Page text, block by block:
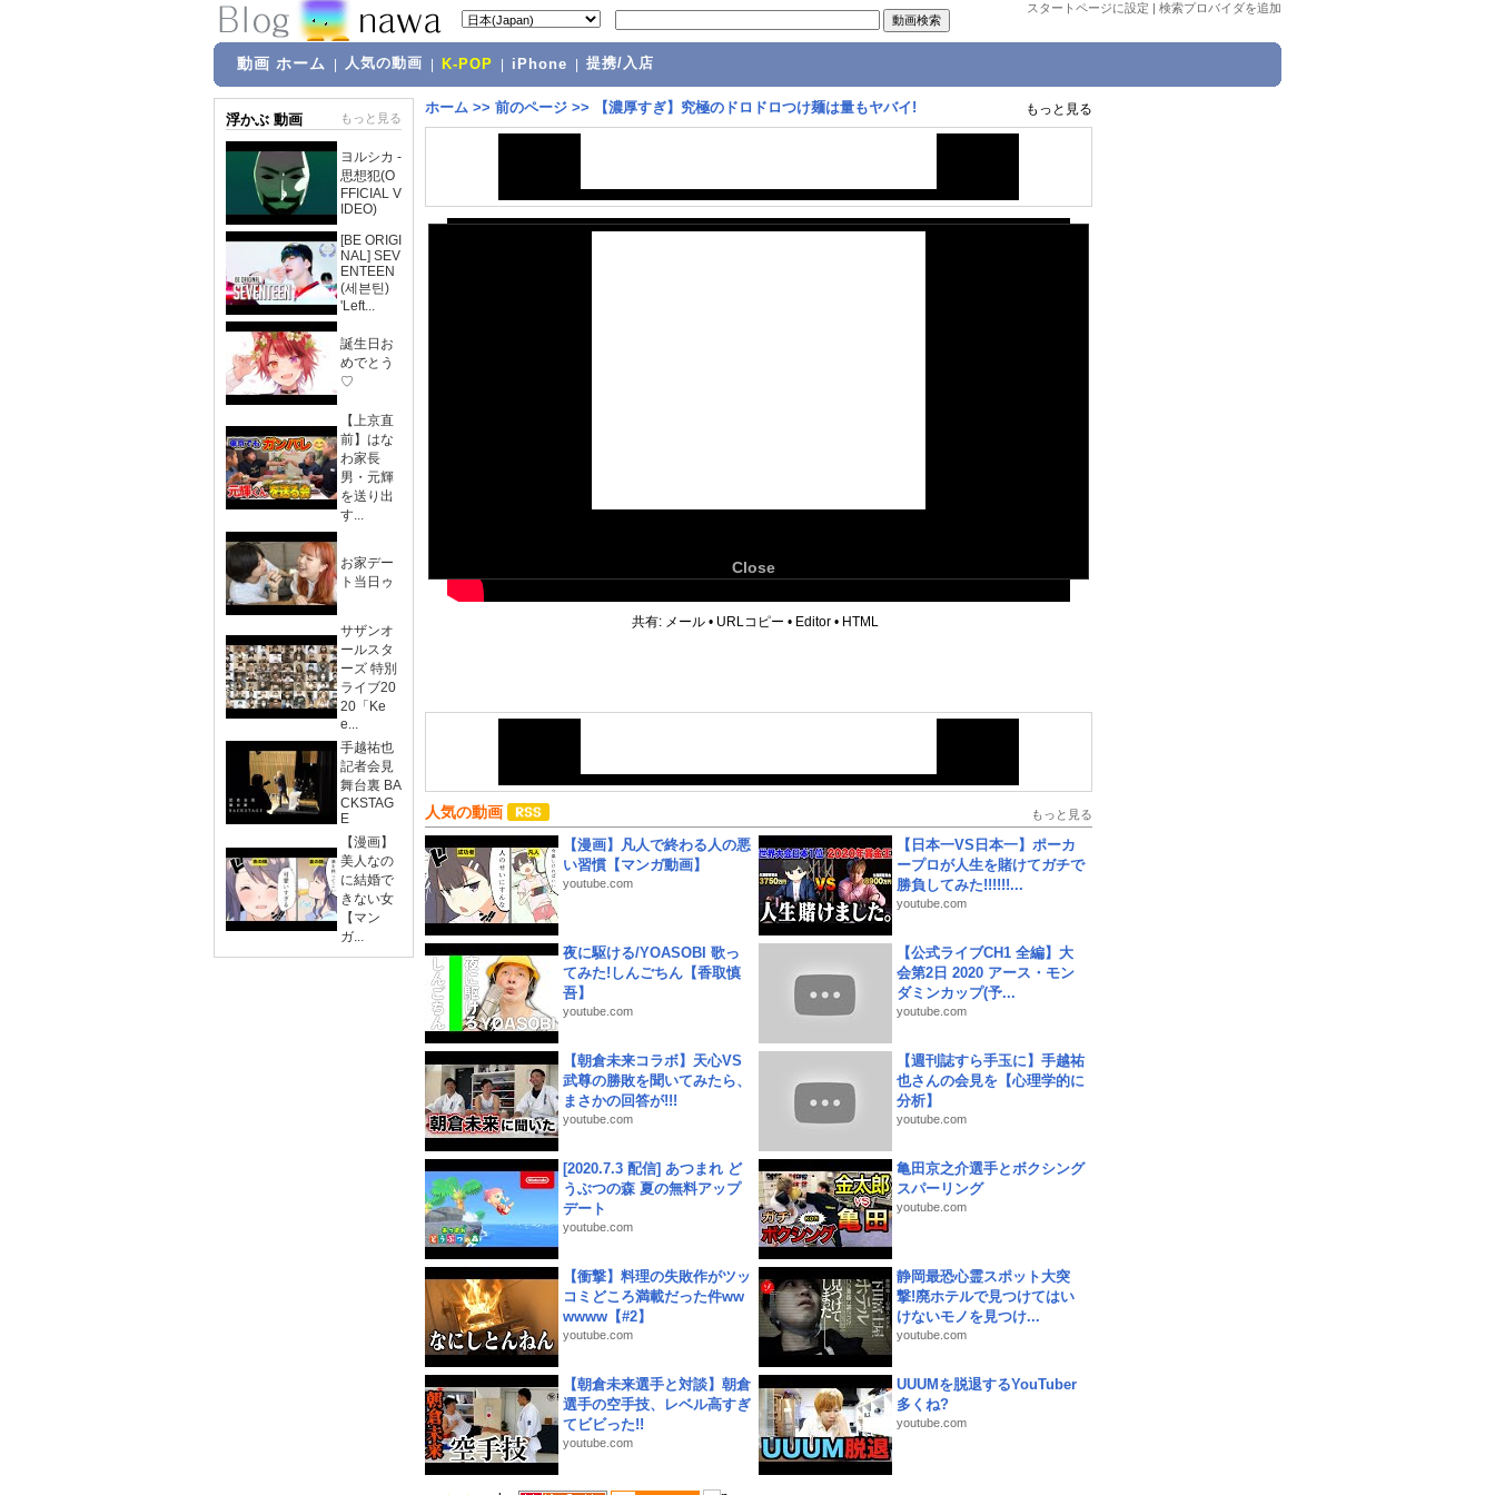
スタートページに設定 | 検索プロバイダを追加
動画 ホーム 人気の動画 K-POP iPhone 提携/入店
浮かぶ 動画 もっと見る
ヨルシカ -
思想犯(O
FFICIAL V
IDEO)
[BE ORIGI
NAL] SEV
ENTEEN
(세븐틴)
'Left...
誕生日お
めでとう
♡
【上京直
前】はな
わ家長
男・元輝
を送り出
す...
お家デー
ト当日ゥ
サザンオ
ールスタ
ーズ 特別
ライブ20
20「Ke
e...
手越祐也
記者会見
舞台裏 BA
CKSTAG
E
【漫画】
美人なの
に結婚で
きない女
【マン
ガ...
ホーム >> 前のページ >> 【濃厚すぎ】究極のドロドロつけ麺は量もヤバイ! もっと見る
Close
共有: メール • URLコピー • Editor • HTML
人気の動画 もっと見る
【漫画】凡人で終わる人の悪
い習慣【マンガ動画】
youtube.com
【日本一VS日本一】ポーカ
ープロが人生を賭けてガチで
勝負してみた!!!!!!...
youtube.com
夜に駆ける/YOASOBI 歌っ
てみた!しんごちん【香取慎
吾】
youtube.com
【公式ライブCH1 全編】大
会第2日 2020 アース・モン
ダミンカップ(予...
youtube.com
【朝倉未来コラボ】天心VS
武尊の勝敗を聞いてみたら、
まさかの回答が!!!
youtube.com
【週刊誌すら手玉に】手越祐
也さんの会見を【心理学的に
分析】
youtube.com
[2020.7.3 配信] あつまれ ど
うぶつの森 夏の無料アップ
デート
youtube.com
亀田京之介選手とボクシング
スパーリング
youtube.com
【衝撃】料理の失敗作がツッ
コミどころ満載だった件ww
wwww【#2】
youtube.com
静岡最恐心霊スポット大突
撃!廃ホテルで見つけてはい
けないモノを見つけ...
youtube.com
【朝倉未来選手と対談】朝倉
選手の空手技、レベル高すぎ
てビビった!!
youtube.com
UUUMを脱退するYouTuber
多くね?
youtube.com